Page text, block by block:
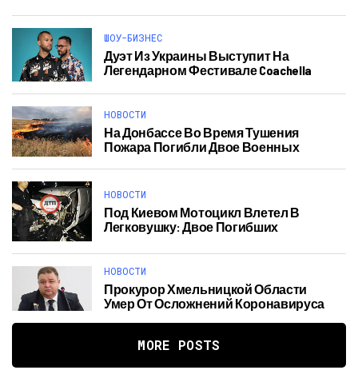
ШОУ-БИЗНЕС
Дуэт Из Украины Выступит На
Легендарном Фестивале Coachella
НОВОСТИ
На Донбассе Во Время Тушения
Пожара Погибли Двое Военных
НОВОСТИ
Под Киевом Мотоцикл Влетел В
Легковушку: Двое Погибших
НОВОСТИ
Прокурор Хмельницкой Области
Умер От Осложнений Коронавируса
MORE POSTS